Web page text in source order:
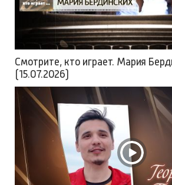
Смотрите, кто играет. Мария
(15.07.2026)